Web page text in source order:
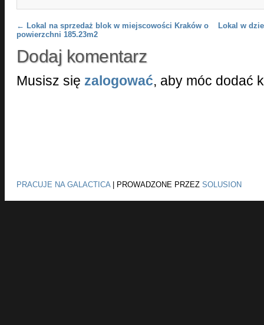
Post navigation
← Lokal na sprzedaż blok w miejscowości Kraków o
powierzchni 185.23m2
Lokal w
Dodaj komentarz
Musisz się zalogować, aby móc dodać
PRACUJE NA GALACTICA| PROWADZONE PRZEZ SOLUSION